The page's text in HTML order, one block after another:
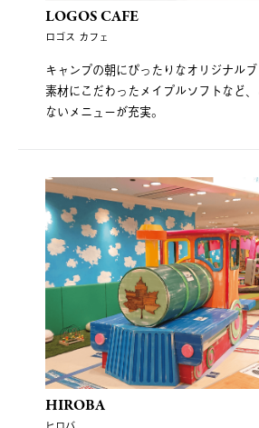
LOGOS CAFE
ロゴス カフェ
キャンプの朝にぴったりなオリジナルブ
素材にこだわったメイプルソフトなど
ないメニューが充実。
HIROBA